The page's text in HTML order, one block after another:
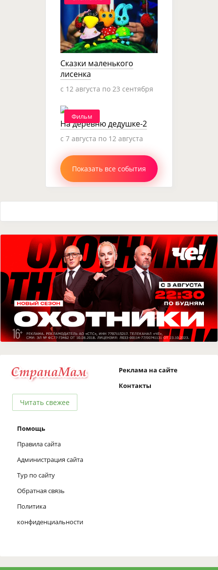
Сказки маленького
лисенка
c 12 августа по 23 сентября
Фильм
На деревню дедушке-2
c 7 августа по 12 августа
Показать все события
Читать свежее
Реклама на сайте
Контакты
Помощь
Правила сайта
Администрация сайта
Тур по сайту
Обратная связь
Политика
конфиденциальности